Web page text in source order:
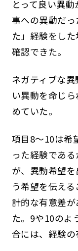
とって良い異
事への異動だ
た」経験をし
確認できた。
ネガティブな
い異動を命じ
めていた。
項目8～10は希
った経験であ
が、異動希望
う希望を伝え
計的な有意差
た。9や10のよ
合には、経験の